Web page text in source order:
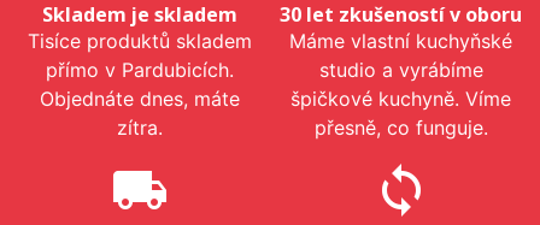
Skladem je skladem
Tisíce produktů skladem
přímo v Pardubicích.
Objednáte dnes, máte
zítra.
30 let zkušeností v oboru
Máme vlastní kuchyňské
studio a vyrábíme
špičkové kuchyně. Víme
přesně, co funguje.
local_shipping sync